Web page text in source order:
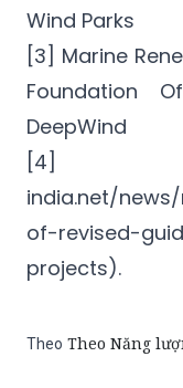
Wind Parks
[3] Marine
Foundation
DeepWind
[4]
india.net/
of-revised-
projects).
Theo Theo Năng